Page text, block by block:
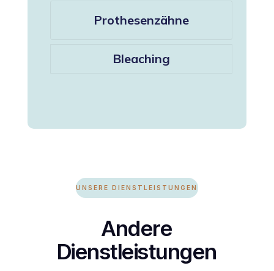
Prothesenzähne
Bleaching
UNSERE DIENSTLEISTUNGEN
Andere
Dienstleistungen